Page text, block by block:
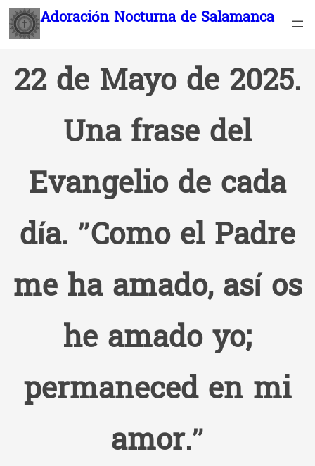
Saltar Adoración Nocturna de Salamanca
22 de Mayo de 2025.
Una frase del
Evangelio de cada
día. ”Como el Padre
me ha amado, así os
he amado yo;
permaneced en mi
amor.”